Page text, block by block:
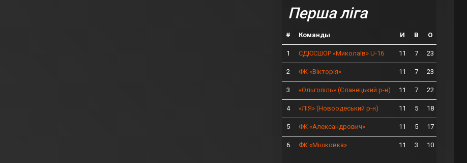
Перша ліга
# Команды И В О
1 СДЮСШОР «Миколаїв» U-16 11 7 23
2 ФК «Вікторія» 11 7 23
3 «Ольгопіль» (Єланецький р-н) 11 7 22
4 «ЛІЯ» (Новоодеський р-н) 11 5 18
5 ФК «Александрович» 11 5 17
6 ФК «Мішковка» 11 3 10